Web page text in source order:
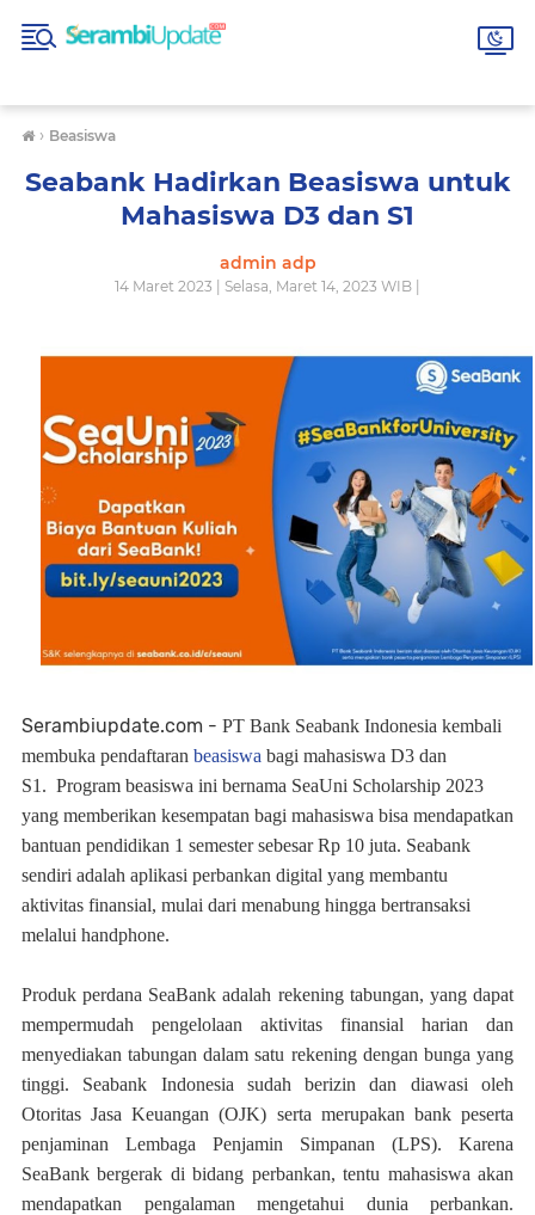
› Beasiswa
Seabank Hadirkan Beasiswa untuk
Mahasiswa D3 dan S1
admin adp
14 Maret 2023 | Selasa, Maret 14, 2023 WIB |
Serambiupdate.com - PT Bank Seabank Indonesia kembali
membuka pendaftaran beasiswa bagi mahasiswa D3 dan
S1. Program beasiswa ini bernama SeaUni Scholarship 2023
yang memberikan kesempatan bagi mahasiswa bisa mendapatkan
bantuan pendidikan 1 semester sebesar Rp 10 juta. Seabank
sendiri adalah aplikasi perbankan digital yang membantu
aktivitas finansial, mulai dari menabung hingga bertransaksi
melalui handphone.
Produk perdana SeaBank adalah rekening tabungan, yang dapat
mempermudah pengelolaan aktivitas finansial harian dan
menyediakan tabungan dalam satu rekening dengan bunga yang
tinggi. Seabank Indonesia sudah berizin dan diawasi oleh
Otoritas Jasa Keuangan (OJK) serta merupakan bank peserta
penjaminan Lembaga Penjamin Simpanan (LPS). Karena
SeaBank bergerak di bidang perbankan, tentu mahasiswa akan
mendapatkan pengalaman mengetahui dunia perbankan.